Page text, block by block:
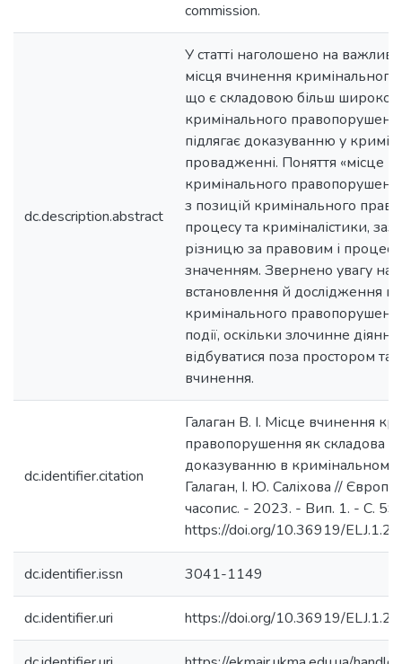
commission.
dc.description.abstract
У статті наголошено на
місця вчинення
що є складовою більш
кримінального
підлягає доказуванню у
провадженні. Поняття «місце
кримінального
з позицій кримінального
процесу та криміналістики,
різницю за правовим і
значенням. Звернено увагу на
встановлення й дослідження
кримінального
події, оскільки злочинне
відбуватися поза простором та
вчинення.
dc.identifier.citation
Галаган В. І. Місце вчинення
правопорушення як складова
доказуванню в кримінальному
Галаган, І. Ю. Саліхова //
часопис. - 2023. - Вип. 1. - С.
https://doi.org/10.36919/
dc.identifier.issn 3041-1149
dc.identifier.uri https://doi.org/10.36919/